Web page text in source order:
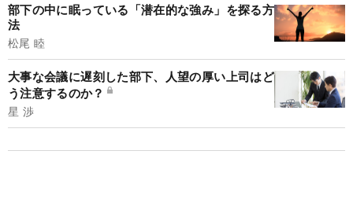
部下の中に眠っている「潜在的な強み」を探る方
法
松尾 睦
大事な会議に遅刻した部下、人望の厚い上司はど
う注意するのか？
星 渉